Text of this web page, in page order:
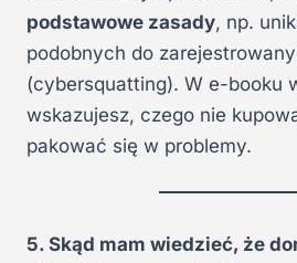
podstawowe zasady, np.
podobnych do
(cybersquatting). W e-booku
wskazujesz, czego nie
pakować się w problemy.
5. Skąd mam wiedzieć, że